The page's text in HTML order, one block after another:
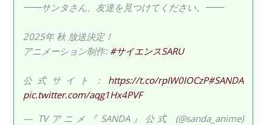
━━サンタさん、友達を見つけてください。━━
2025年 秋 放送決定！
アニメーション制作: #サイエンスSARU
公式サイト： https://t.co/rpIW0lOCzP#SANDA
pic.twitter.com/aqg1Hx4PVF
— TVアニメ『SANDA』公式 (@sanda_anime)